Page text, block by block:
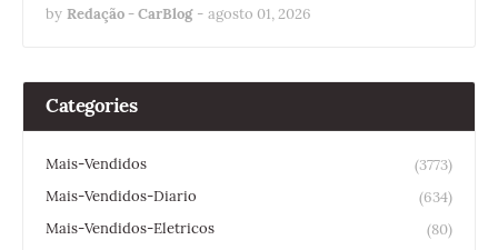
by Redação - CarBlog - agosto 01, 2026
Categories
Mais-Vendidos
(3773)
Mais-Vendidos-Diario
(634)
Mais-Vendidos-Eletricos
(80)